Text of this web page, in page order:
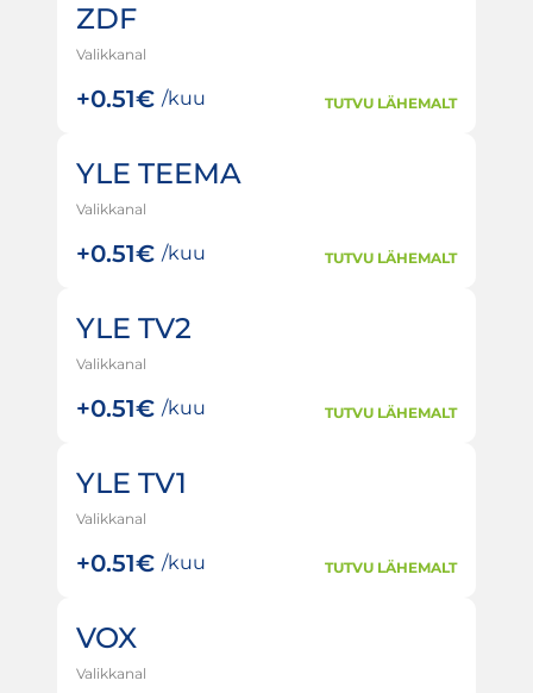
ZDF
Valikkanal
+0.51€ /kuu TUTVU LÄHEMALT
YLE TEEMA
Valikkanal
+0.51€ /kuu TUTVU LÄHEMALT
YLE TV2
Valikkanal
+0.51€ /kuu TUTVU LÄHEMALT
YLE TV1
Valikkanal
+0.51€ /kuu TUTVU LÄHEMALT
VOX
Valikkanal